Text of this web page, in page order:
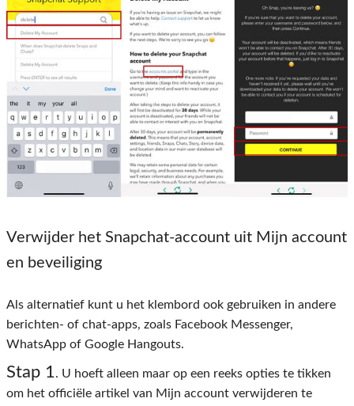
Verwijder het Snapchat-account uit Mijn account
en beveiliging
Als alternatief kunt u het klembord ook gebruiken in andere
berichten- of chat-apps, zoals Facebook Messenger,
WhatsApp of Google Hangouts.
Stap 1. U hoeft alleen maar op een reeks opties te tikken
om het officiële artikel van Mijn account verwijderen te